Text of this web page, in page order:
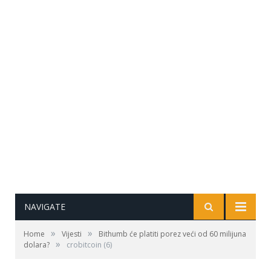
NAVIGATE
Home » Vijesti »
Bithumb će platiti porez veći od 60 milijuna
dolara? » crobitcoin (6)